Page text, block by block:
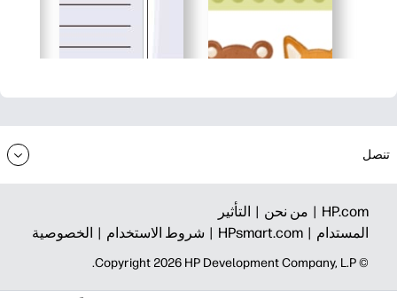
تنصل
HP.com | من نحن | التأثير
المستدام | HPsmart.com | شروط الاستخدام | الخصوصية
© Copyright 2026 HP Development Company, L.P.